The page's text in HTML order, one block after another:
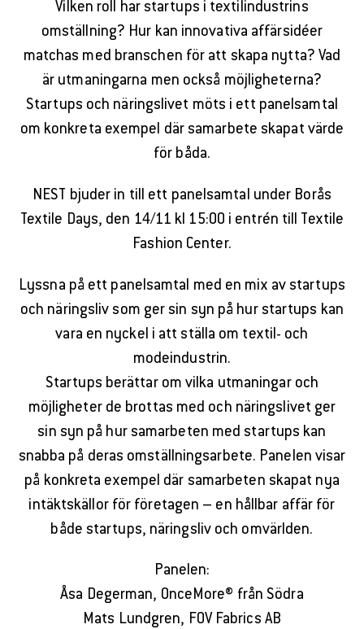
Vilken roll har startups i textilindustrins
omställning? Hur kan innovativa affärsidéer
matchas med branschen för att skapa nytta? Vad
är utmaningarna men också möjligheterna?
Startups och näringslivet möts i ett panelsamtal
om konkreta exempel där samarbete skapat värde
för båda.
NEST bjuder in till ett panelsamtal under Borås
Textile Days, den 14/11 kl 15:00 i entrén till Textile
Fashion Center.
Lyssna på ett panelsamtal med en mix av startups
och näringsliv som ger sin syn på hur startups kan
vara en nyckel i att ställa om textil- och
modeindustrin.
Startups berättar om vilka utmaningar och
möjligheter de brottas med och näringslivet ger
sin syn på hur samarbeten med startups kan
snabba på deras omställningsarbete. Panelen visar
på konkreta exempel där samarbeten skapat nya
intäktskällor för företagen – en hållbar affär för
både startups, näringsliv och omvärlden.
Panelen:
Åsa Degerman, OnceMore® från Södra
Mats Lundgren, FOV Fabrics AB